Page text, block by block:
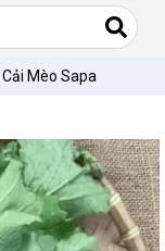
Cải Mèo Sapa